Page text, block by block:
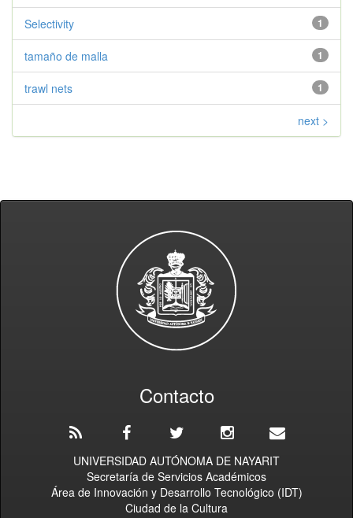
1
Selectivity
1
tamaño de malla
1
trawl nets
next >
Contacto
UNIVERSIDAD AUTÓNOMA DE NAYARIT
Secretaría de Servicios Académicos
Área de Innovación y Desarrollo Tecnológico (IDT)
Ciudad de la Cultura